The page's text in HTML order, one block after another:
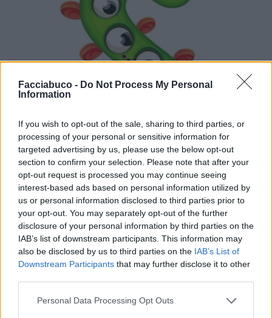
Facciabuco - Do Not Process My Personal
Information
If you wish to opt-out of the sale, sharing to third parties, or
processing of your personal or sensitive information for
targeted advertising by us, please use the below opt-out
section to confirm your selection. Please note that after your
opt-out request is processed you may continue seeing
interest-based ads based on personal information utilized by
us or personal information disclosed to third parties prior to
your opt-out. You may separately opt-out of the further
disclosure of your personal information by third parties on the
IAB’s list of downstream participants. This information may
also be disclosed by us to third parties on the IAB’s List of
Downstream Participants that may further disclose it to other
Personal Data Processing Opt Outs
Stime: 22  Commenti: 9
Ti stimo fratella
Link
Salva